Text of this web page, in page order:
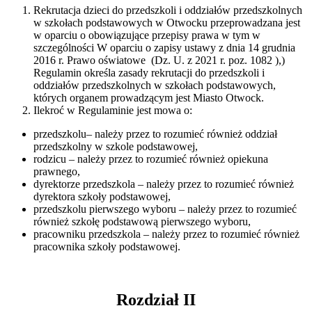
Rekrutacja dzieci do przedszkoli i oddziałów przedszkolnych
w szkołach podstawowych w Otwocku przeprowadzana jest
w oparciu o obowiązujące przepisy prawa w tym w
szczególności W oparciu o zapisy ustawy z dnia 14 grudnia
2016 r. Prawo oświatowe (Dz. U. z 2021 r. poz. 1082 ),)
Regulamin określa zasady rekrutacji do przedszkoli i
oddziałów przedszkolnych w szkołach podstawowych,
których organem prowadzącym jest Miasto Otwock.
Ilekroć w Regulaminie jest mowa o:
przedszkolu– należy przez to rozumieć również oddział
przedszkolny w szkole podstawowej,
rodzicu – należy przez to rozumieć również opiekuna
prawnego,
dyrektorze przedszkola – należy przez to rozumieć również
dyrektora szkoły podstawowej,
przedszkolu pierwszego wyboru – należy przez to rozumieć
również szkołę podstawową pierwszego wyboru,
pracowniku przedszkola – należy przez to rozumieć również
pracownika szkoły podstawowej.
Rozdział II